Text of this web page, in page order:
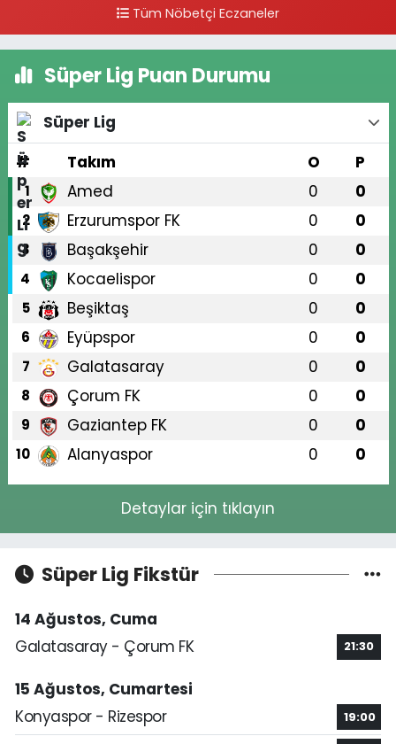
Tüm Nöbetçi Eczaneler
Süper Lig Puan Durumu
Süper Lig
#
Takım O P
1 Amed 0 0
2 Erzurumspor FK 0 0
3 Başakşehir 0 0
4 Kocaelispor 0 0
5 Beşiktaş 0 0
6 Eyüpspor 0 0
7 Galatasaray 0 0
8 Çorum FK 0 0
9 Gaziantep FK 0 0
10 Alanyaspor 0 0
Detaylar için tıklayın
Süper Lig Fikstür
14 Ağustos, Cuma
Galatasaray - Çorum FK
21:30
15 Ağustos, Cumartesi
Konyaspor - Rizespor
19:00